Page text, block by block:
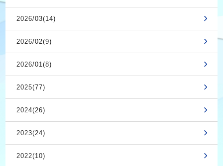
2026/03(14)
2026/02(9)
2026/01(8)
2025(77)
2024(26)
2023(24)
2022(10)